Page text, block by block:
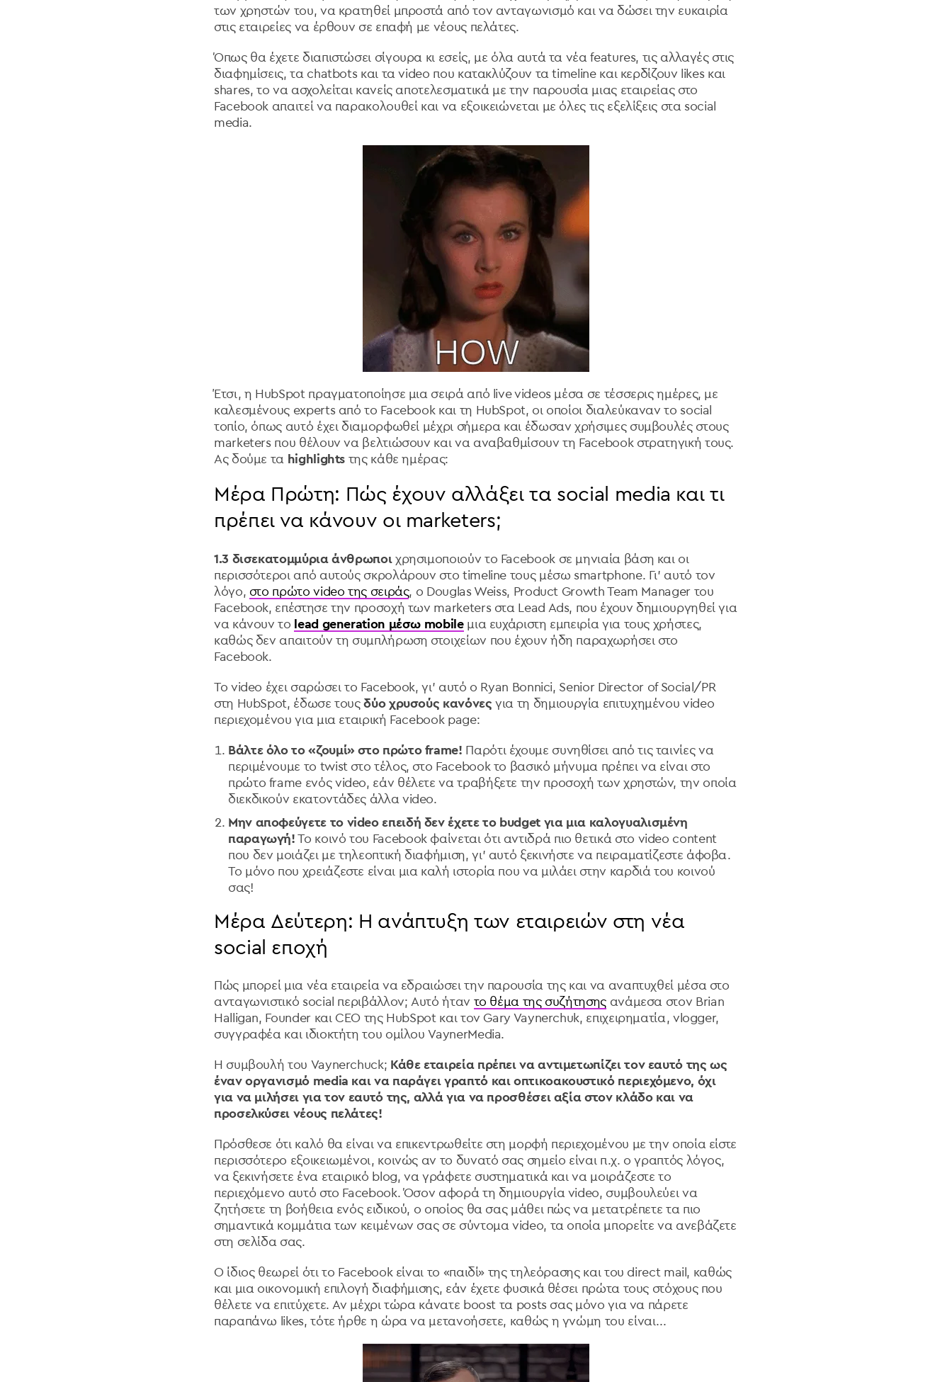
των χρηστών του, να κρατηθεί μπροστά από τον ανταγωνισμό και να δώσει την ευκαιρία
στις εταιρείες να έρθουν σε επαφή με νέους πελάτες.
Όπως θα έχετε διαπιστώσει σίγουρα κι εσείς, με όλα αυτά τα νέα features, τις αλλαγές στις
διαφημίσεις, τα chatbots και τα video που κατακλύζουν τα timeline και κερδίζουν likes και
shares, το να ασχολείται κανείς αποτελεσματικά με την παρουσία μιας εταιρείας στο
Facebook απαιτεί να παρακολουθεί και να εξοικειώνεται με όλες τις εξελίξεις στα social
media.
Έτσι, η HubSpot πραγματοποίησε μια σειρά από live videos μέσα σε τέσσερις ημέρες, με
καλεσμένους experts από το Facebook και τη HubSpot, οι οποίοι διαλεύκαναν το social
τοπίο, όπως αυτό έχει διαμορφωθεί μέχρι σήμερα και έδωσαν χρήσιμες συμβουλές στους
marketers που θέλουν να βελτιώσουν και να αναβαθμίσουν τη Facebook στρατηγική τους.
Ας δούμε τα highlights της κάθε ημέρας:
Μέρα Πρώτη: Πώς έχουν αλλάξει τα social media και τι
πρέπει να κάνουν οι marketers;
1.3 δισεκατομμύρια άνθρωποι χρησιμοποιούν το Facebook σε μηνιαία βάση και οι
περισσότεροι από αυτούς σκρολάρουν στο timeline τους μέσω smartphone. Γι' αυτό τον
λόγο, στο πρώτο video της σειράς, ο Douglas Weiss, Product Growth Team Manager του
Facebook, επέστησε την προσοχή των marketers στα Lead Ads, που έχουν δημιουργηθεί για
να κάνουν το lead generation μέσω mobileμια ευχάριστη εμπειρία για τους χρήστες,
καθώς δεν απαιτούν τη συμπλήρωση στοιχείων που έχουν ήδη παραχωρήσει στο
Facebook.
Το video έχει σαρώσει το Facebook, γι' αυτό ο Ryan Bonnici, Senior Director of Social/PR
στη HubSpot, έδωσε τουςδύο χρυσούς κανόνες για τη δημιουργία επιτυχημένου video
περιεχομένου για μια εταιρική Facebook page:
Βάλτε όλο το «ζουμί» στο πρώτο frame! Παρότι έχουμε συνηθίσει από τις ταινίες να
περιμένουμε το twist στο τέλος, στο Facebook το βασικό μήνυμα πρέπει να είναι στο
πρώτο frame ενός video, εάν θέλετε να τραβήξετε την προσοχή των χρηστών, την οποία
διεκδικούν εκατοντάδες άλλα video.
Μην αποφεύγετε το video επειδή δεν έχετε το budget για μια καλογυαλισμένη
παραγωγή! Το κοινό του Facebook φαίνεται ότι αντιδρά πιο θετικά στο video content
που δεν μοιάζει με τηλεοπτική διαφήμιση, γι' αυτό ξεκινήστε να πειραματίζεστε άφοβα.
Το μόνο που χρειάζεστε είναι μια καλή ιστορία που να μιλάει στην καρδιά του κοινού
σας!
Μέρα Δεύτερη: H ανάπτυξη των εταιρειών στη νέα
social εποχή
Πώς μπορεί μια νέα εταιρεία να εδραιώσει την παρουσία της και να αναπτυχθεί μέσα στο
ανταγωνιστικό social περιβάλλον; Αυτό ήταν το θέμα της συζήτησηςανάμεσα στον Brian
Halligan, Founder και CEO της HubSpot και τον Gary Vaynerchuk, επιχειρηματία, vlogger,
συγγραφέα και ιδιοκτήτη του ομίλου VaynerMedia.
Η συμβουλή του Vaynerchuck; Κάθε εταιρεία πρέπει να αντιμετωπίζει τον εαυτό της ως
έναν οργανισμό media και να παράγει γραπτό και οπτικοακουστικό περιεχόμενο, όχι
για να μιλήσει για τον εαυτό της, αλλά για να προσθέσει αξία στον κλάδο και να
προσελκύσει νέους πελάτες!
Πρόσθεσε ότι καλό θα είναι να επικεντρωθείτε στη μορφή περιεχομένου με την οποία είστε
περισσότερο εξοικειωμένοι, κοινώς αν τo δυνατό σας σημείο είναι π.χ. ο γραπτός λόγος,
να ξεκινήσετε ένα εταιρικό blog, να γράφετε συστηματικά και να μοιράζεστε το
περιεχόμενο αυτό στο Facebook. Όσον αφορά τη δημιουργία video, συμβουλεύει να
ζητήσετε τη βοήθεια ενός ειδικού, ο οποίος θα σας μάθει πώς να μετατρέπετε τα πιο
σημαντικά κομμάτια των κειμένων σας σε σύντομα video, τα οποία μπορείτε να ανεβάζετε
στη σελίδα σας.
Ο ίδιος θεωρεί ότι το Facebook είναι το «παιδί» της τηλεόρασης και του direct mail, καθώς
και μια οικονομική επιλογή διαφήμισης, εάν έχετε φυσικά θέσει πρώτα τους στόχους που
θέλετε να επιτύχετε. Αν μέχρι τώρα κάνατε boost τα posts σας μόνο για να πάρετε
παραπάνω likes, τότε ήρθε η ώρα να μετανοήσετε, καθώς η γνώμη του είναι...